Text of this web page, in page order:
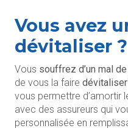
Vous avez
dévitaliser ?
Vous souffrez d’un mal
de vous la faire dévitaliser
vous permettre d’amortir
avec des assureurs qui
personnalisée en